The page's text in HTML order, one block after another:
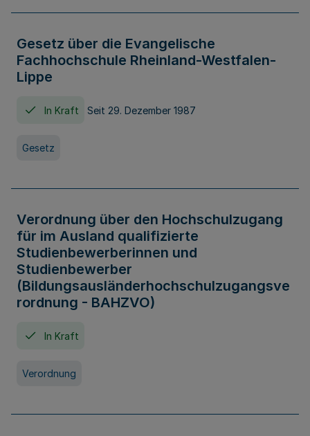
Gesetz über die Evangelische
Fachhochschule Rheinland-Westfalen-
Lippe
In Kraft Seit 29. Dezember 1987
Gesetz
Verordnung über den Hochschulzugang
für im Ausland qualifizierte
Studienbewerberinnen und
Studienbewerber
(Bildungsausländerhochschulzugangsve
rordnung - BAHZVO)
In Kraft
Verordnung